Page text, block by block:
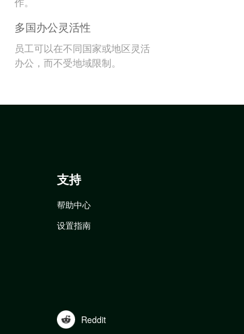
多国办公灵活性
员工可以在不同国家或地区灵活
办公，而不受地域限制。
支持
帮助中心
设置指南
Reddit